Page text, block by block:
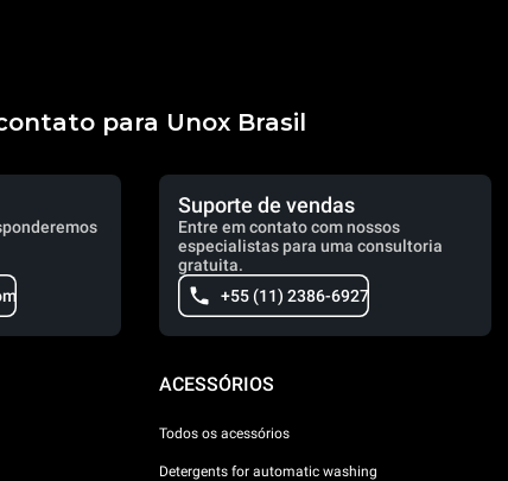
para Unox Brasil
Suporte de vendas
Entre em contato com nossos
especialistas para uma consultoria
gratuita.
+55 (11) 2386-6927
ACESSÓRIOS
Todos os acessórios
Detergents for automatic washing